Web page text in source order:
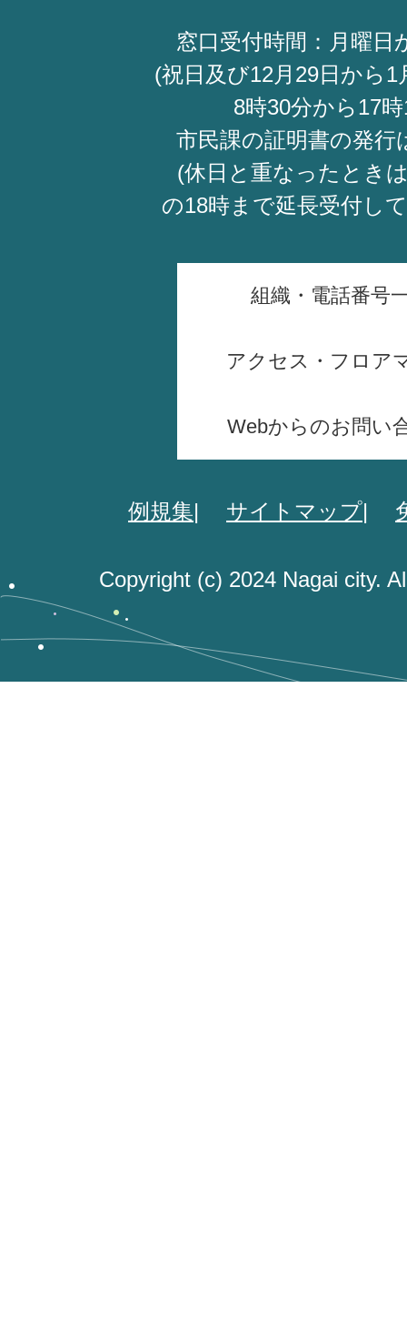
窓口受付時間：月曜日
(祝日及び12月29日から1
8時30分から17
市民課の証明書の発行
(休日と重なったとき
の18時まで延長受付し
組織・電話番号
アクセス・フロア
Webからのお問い
例規集 サイトマップ
Copyright (c) 2024 Nagai city.